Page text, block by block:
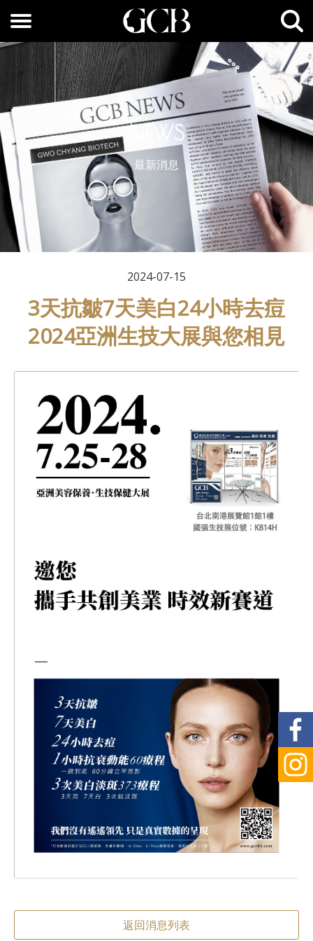
NEWS
最新消息
2024-07-15
3天抗皺7天美白24小時去痘
2024亞洲生技大展與您相見
返回消息列表